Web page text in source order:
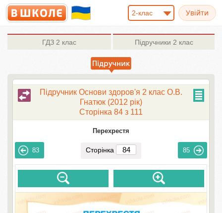
2-клас
ГДЗ 2 клас Підручники 2 клас
Підручник Основи здоров'я 2 клас О.В.
Гнaтюк (2012 рік)
Сторінка 84 з 111
Перехрестя
83 Сторінка 85